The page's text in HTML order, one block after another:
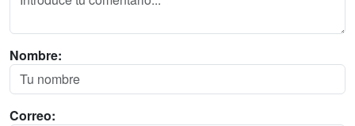
Nombre:
Correo: